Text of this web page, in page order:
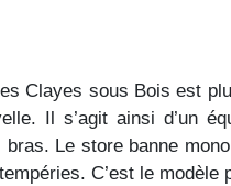
Clayes sous Bois est
Il s’agit ainsi d’un
Le store banne
C’est le